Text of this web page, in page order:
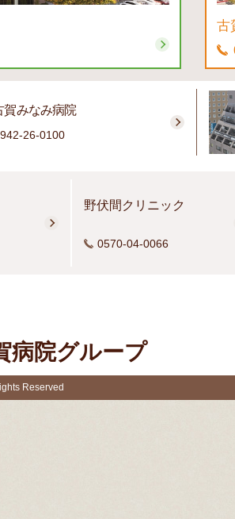
古
賀みなみ病院
26-0100
野伏間クリニック
0570-04-0066
病院グループ
Reserved